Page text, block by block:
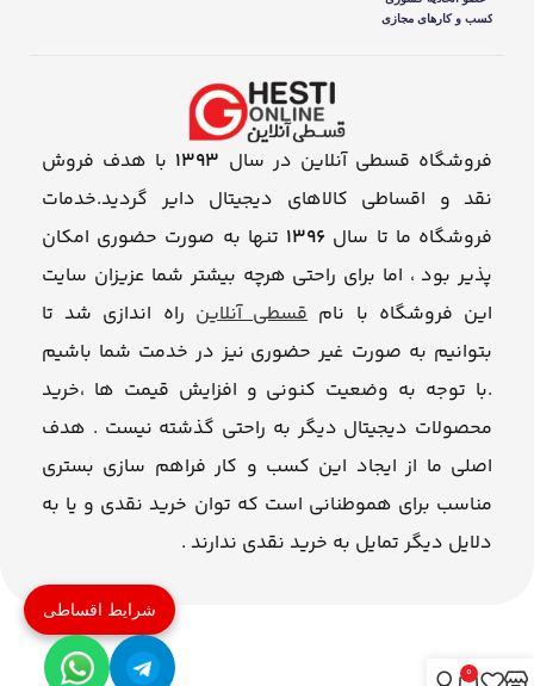
فروشگاه قسطی آنلاین در سال 1393 با هدف فروش
نقد و اقساطی کالاهای دیجیتال دایر گردید.خدمات
فروشگاه ما تا سال 1396 تنها به صورت حضوری امکان
پذیر بود ، اما برای راحتی هرچه بیشتر شما عزیزان سایت
این فروشگاه با نامقسطی آنلاین راه اندازی شد تا
بتوانیم به صورت غیر حضوری نیز در خدمت شما باشیم
.با توجه به وضعیت کنونی و افزایش قیمت ها ،خرید
محصولات دیجیتال دیگر به راحتی گذشته نیست . هدف
اصلی ما از ایجاد این کسب و کار فراهم سازی بستری
مناسب برای هموطنانی است که توان خرید نقدی و یا به
دلایل دیگر تمایل به خرید نقدی ندارند .
شرایط اقساطی
0